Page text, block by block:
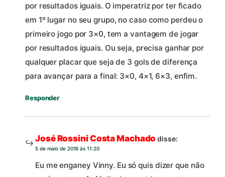
por resultados iguais. O imperatriz por ter ficado
em 1º lugar no seu grupo, no caso como perdeu o
primeiro jogo por 3×0, tem a vantagem de jogar
por resultados iguais. Ou seja, precisa ganhar por
qualquer placar que seja de 3 gols de diferença
para avançar para a final: 3×0, 4×1, 6×3, enfim.
Responder
José Rossini Costa Machado disse:
5 de maio de 2016 às 11:20
Eu me enganey Vinny. Eu só quis dizer que não